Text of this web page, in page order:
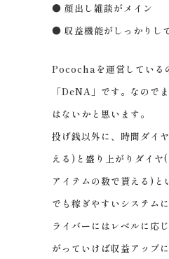
● 顔出し雑談がメイン
● 収益機能がしっかりし
Pocochaを運営している
「DeNA」です。なので
はないかと思います。
投げ銭以外に、時間ダイ
える)と盛り上がりダイヤ(
アイテムの数で貰える)と
でも稼ぎやすいシステム
ライバーにはレベルに応
がっていけば収益アップ